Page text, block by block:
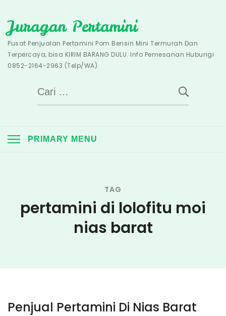
to
content
Juragan Pertamini
Pusat Penjualan Pertamini Pom Bensin Mini Termurah Dan
Terpercaya, bisa KIRIM BARANG DULU. Info Pemesanan Hubungi
0852-2164-2963 (Telp/WA).
Cari
untuk:
PRIMARY MENU
TAG
pertamini di lolofitu moi
nias barat
Penjual Pertamini Di Nias Barat